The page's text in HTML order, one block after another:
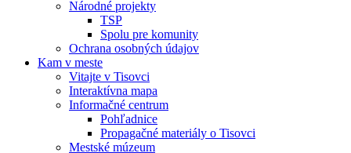
Národné projekty
TSP
Spolu pre komunity
Ochrana osobných údajov
Kam v meste
Vitajte v Tisovci
Interaktívna mapa
Informačné centrum
Pohľadnice
Propagačné materiály o Tisovci
Mestské múzeum